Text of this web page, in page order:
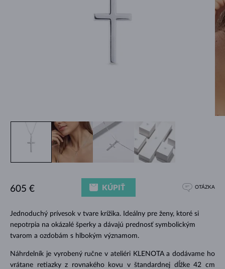
Jednoduchý prívesok v tvare krížika. Ideálny pre ženy, ktoré si
nepotrpia na okázalé šperky a dávajú prednosť symbolickým
tvarom a ozdobám s hlbokým významom.
Náhrdelník je vyrobený ručne v ateliéri KLENOTA a dodávame ho
vrátane retiazky z rovnakého kovu v štandardnej dĺžke 42 cm
605 € KÚPIŤ OTÁZKA